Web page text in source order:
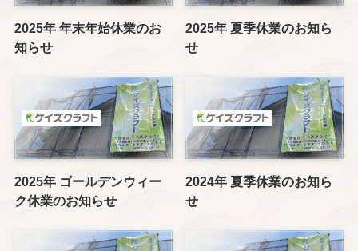
2025年 年末年始休業のお
知らせ
2025年 夏季休業のお知ら
せ
2025年 ゴールデンウィー
ク休業のお知らせ
2024年 夏季休業のお知ら
せ